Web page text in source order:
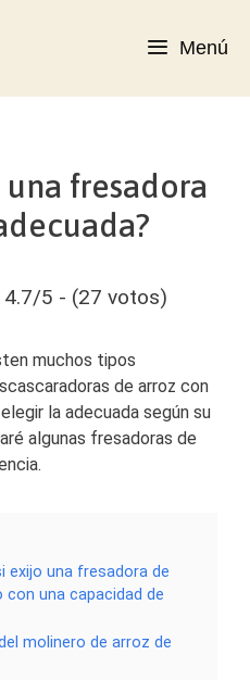
Menú
fresadora
4.7/5 - (27 votos)
muchos tipos
de arroz con
la adecuada según su
algunas fresadoras de
exijo una fresadora de
una capacidad de
molinero de arroz de